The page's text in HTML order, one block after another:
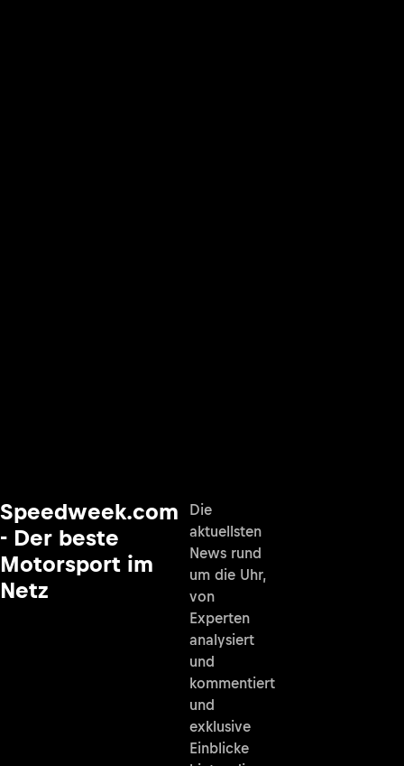
Speedweek.com
- Der beste
Motorsport im
Netz
Die
aktuellsten
News rund
um die Uhr,
von
Experten
analysiert
und
kommentiert
und
exklusive
Einblicke